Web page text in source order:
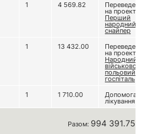
1 4 569.82 Переведено
на проект
Перший
народний
снайпер
1 13 432.00 Переведено
на проект
Народний
військово-
польовий
госпіталь
1 1 710.00 Допомога на
лікування
Разом: 994 391.75 грн